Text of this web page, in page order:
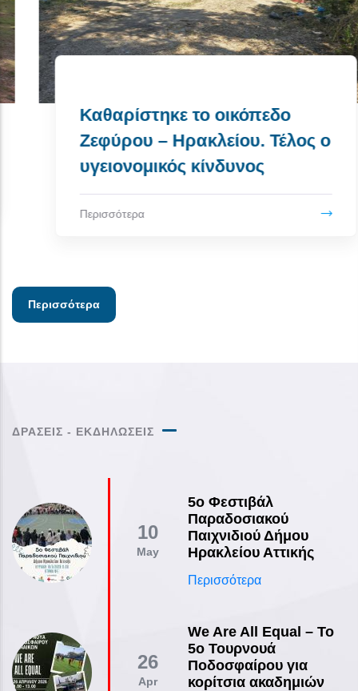
Καθαρίστηκε το οικόπεδο
Ζεφύρου – Ηρακλείου. Τέλος ο
υγειονομικός κίνδυνος
Περισσότερα
Περισσότερα
ΔΡΑΣΕΙΣ - ΕΚΔΗΛΩΣΕΙΣ
10
May
5ο Φεστιβάλ
Παραδοσιακού
Παιχνιδιού Δήμου
Ηρακλείου Αττικής
Περισσότερα
26
Apr
We Are All Equal – Το
5ο Τουρνουά
Ποδοσφαίρου για
κορίτσια ακαδημιών